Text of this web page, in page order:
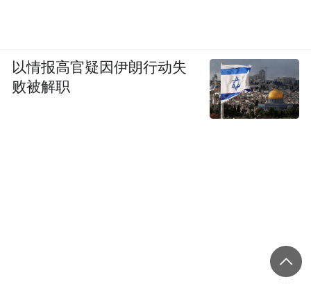
以情报高官疑因伊朗行动失
败被解职